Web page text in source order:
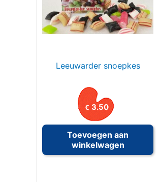
Leeuwarder snoepkes
€ 3.50
Toevoegen aan
winkelwagen